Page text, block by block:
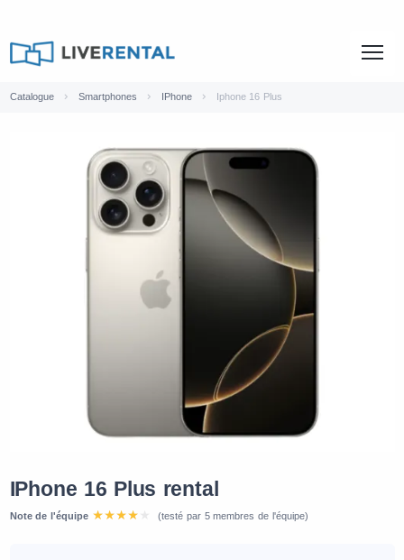
Catalogue Smartphones IPhone Iphone 16 Plus
IPhone 16 Plus rental
Note de l'équipe (testé par 5 membres de l'équipe)